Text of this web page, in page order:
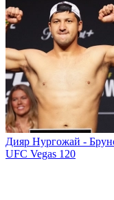
Дияр Нургожай -
UFC Vegas 120